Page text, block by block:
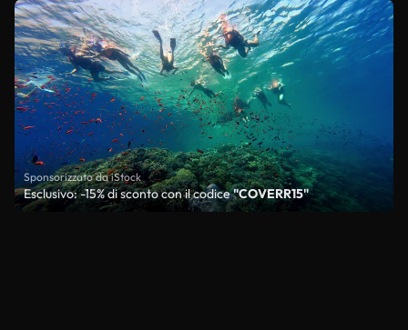
Sponsorizzato da iStock
Esclusivo: -15% di sconto con il codice"COVERR15"